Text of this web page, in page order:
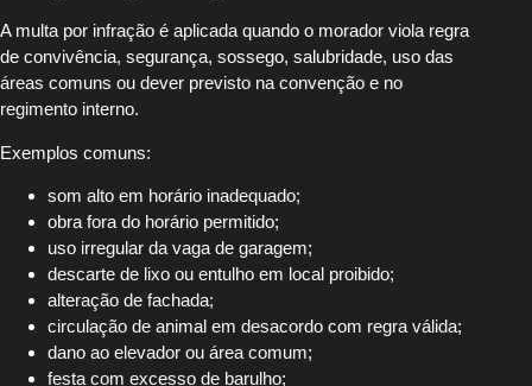
A multa por infração é aplicada quando o morador viola regra
de convivência, segurança, sossego, salubridade, uso das
áreas comuns ou dever previsto na convenção e no
regimento interno.
Exemplos comuns:
som alto em horário inadequado;
obra fora do horário permitido;
uso irregular da vaga de garagem;
descarte de lixo ou entulho em local proibido;
alteração de fachada;
circulação de animal em desacordo com regra válida;
dano ao elevador ou área comum;
festa com excesso de barulho;